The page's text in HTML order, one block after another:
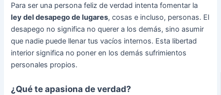
Para ser una persona feliz de verdad intenta fomentar la
ley del desapego de lugares, cosas e incluso, personas. El
desapego no significa no querer a los demás, sino asumir
que nadie puede llenar tus vacíos internos. Esta libertad
interior significa no poner en los demás sufrimientos
personales propios.
¿Qué te apasiona de verdad?